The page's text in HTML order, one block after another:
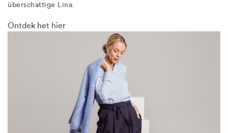
überschattige Lina.
Ontdek het hier